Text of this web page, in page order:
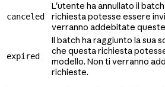
canceled
L'utente ha annullato il
richiesta potesse essere
verranno addebitate
expired
Il batch ha raggiunto la sua
che questa richiesta
modello. Non ti verranno
richieste.